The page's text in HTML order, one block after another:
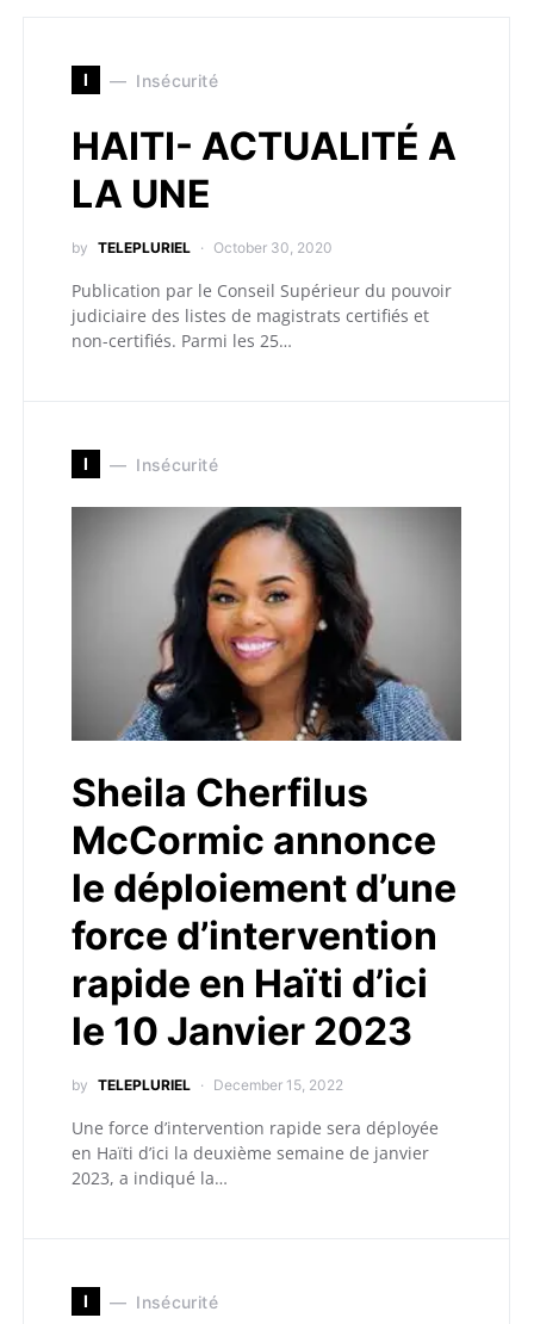
I Insécurité
HAITI- ACTUALITÉ A
LA UNE
by TELEPLURIEL October 30, 2020
Publication par le Conseil Supérieur du pouvoir
judiciaire des listes de magistrats certifiés et
non-certifiés. Parmi les 25…
I Insécurité
Sheila Cherfilus
McCormic annonce
le déploiement d’une
force d’intervention
rapide en Haïti d’ici
le 10 Janvier 2023
by TELEPLURIEL December 15, 2022
Une force d’intervention rapide sera déployée
en Haïti d’ici la deuxième semaine de janvier
2023, a indiqué la…
I Insécurité